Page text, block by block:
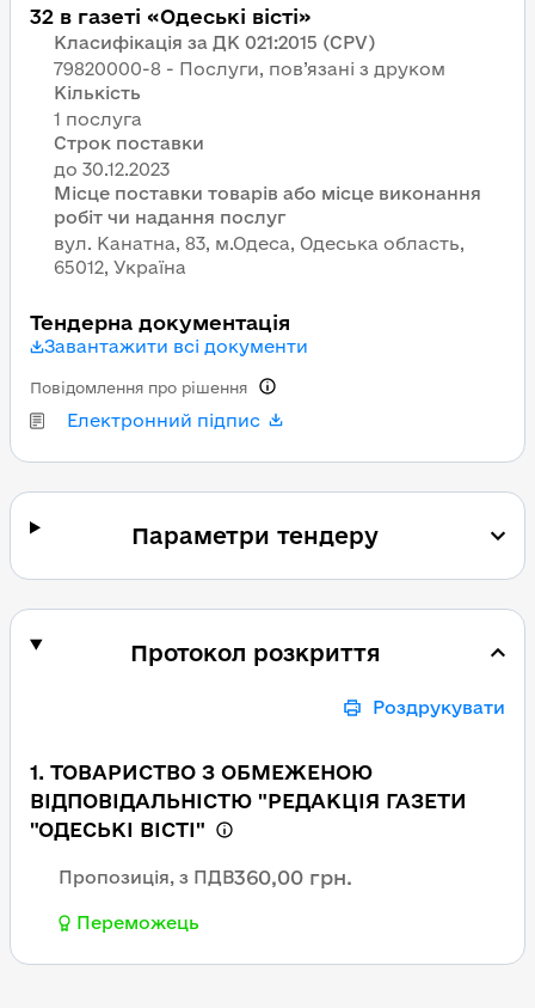
32 в газеті «Одеські вісті»
Класифікація за ДК 021:2015 (CPV)
79820000-8 - Послуги, пов’язані з друком
Кількість
1 послуга
Строк поставки
Місце поставки товарів або місце виконання
робіт чи надання послуг
вул. Канатна, 83, м.Одеса, Одеська область,
65012, Україна
Тендерна документація
Завантажити всі документи
Електронний підпис
Повідомлення про рішення
Параметри тендеру
Протокол розкриття
Роздрукувати
1. ТОВАРИСТВО З ОБМЕЖЕНОЮ
ВІДПОВІДАЛЬНІСТЮ "РЕДАКЦІЯ ГАЗЕТИ
"ОДЕСЬКІ ВІСТІ"
Пропозиція, з ПДВ360,00 грн.
Переможець